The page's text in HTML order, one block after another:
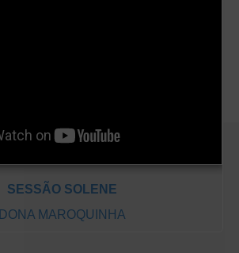
SESSÃO SOLENE
DONA MAROQUINHA